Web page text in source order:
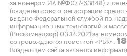
(свидетельство о регистрации
выдано Федеральной службой по
информационных технологий и
(Роскомнадзор) 03.12.2021 за
сопровождаются пометкой «РБК».
Владельцем сайта является